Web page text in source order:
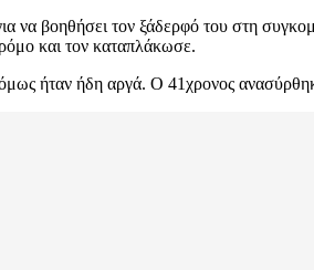
να βοηθήσει τον ξάδερφό του στη
και τον καταπλάκωσε.
ήδη αργά. Ο 41χρονος ανασύρθηκε